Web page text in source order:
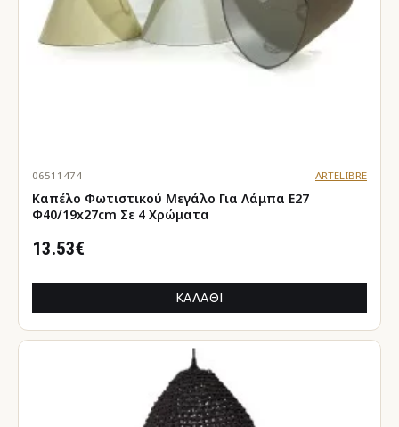
06511474 ARTELIBRE
Καπέλο Φωτιστικού Μεγάλο Για Λάμπα E27
Φ40/19x27cm Σε 4 Χρώματα
13.53€
ΚΑΛΆΘΙ